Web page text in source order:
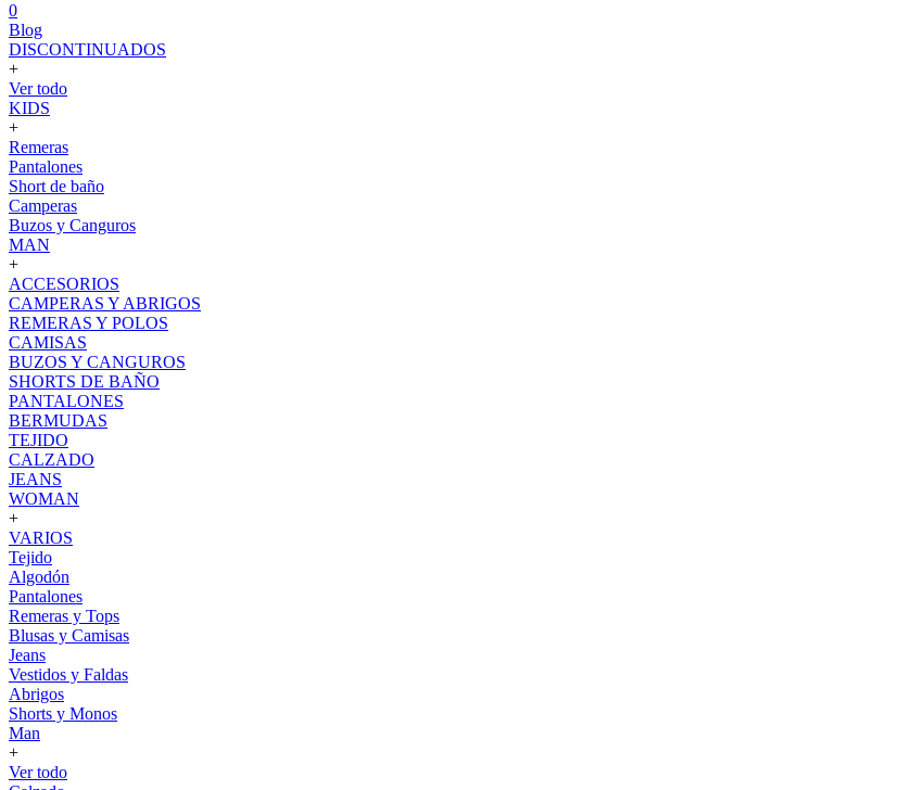
0
Blog
DISCONTINUADOS
+
Ver todo
KIDS
+
Remeras
Pantalones
Short de baño
Camperas
Buzos y Canguros
MAN
+
ACCESORIOS
CAMPERAS Y ABRIGOS
REMERAS Y POLOS
CAMISAS
BUZOS Y CANGUROS
SHORTS DE BAÑO
PANTALONES
BERMUDAS
TEJIDO
CALZADO
JEANS
WOMAN
+
VARIOS
Tejido
Algodón
Pantalones
Remeras y Tops
Blusas y Camisas
Jeans
Vestidos y Faldas
Abrigos
Shorts y Monos
Man
+
Ver todo